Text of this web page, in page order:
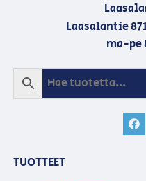
Laasalantie
ma-pe
TUOTTEET